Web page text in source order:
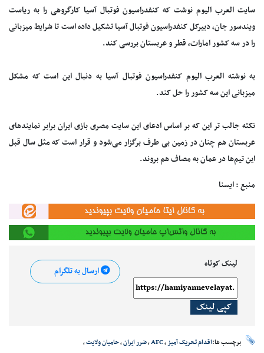
سایت العرب الیوم نوشت که کنفدراسیون فوتبال آسیا کارگروهی را به ریاست
ویندسور جان، دبیرکل کنفدراسیون فوتبال آسیا تشکیل داده است تا شرایط میزبانی
را در سه کشور امارات، قطر و عربستان بررسی کند.
به نوشته العرب الیوم کنفدراسیون فوتبال آسیا به دنبال این است که مشکل
میزبانی این سه کشور را حل کند.
نکته جالب تر این که بر اساس ادعای این سایت مصری بازی ایران برابر نمایندهای
عربستان هم چنان در زمین بی طرف برگزار می‌شود و قرار است که مثل سال قبل
این تیم‌ها در عمان به مصاف هم بروند.
منبع : ایسنا
لینک کوتاه
کپی لینک
ارسال به تلگرام
برچسب ها:اقدام تحریک آمیز،AFC،ضرر ایران،حامیان ولایت،